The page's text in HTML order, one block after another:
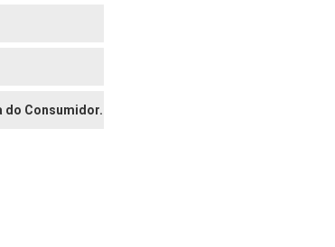
do Consumidor.